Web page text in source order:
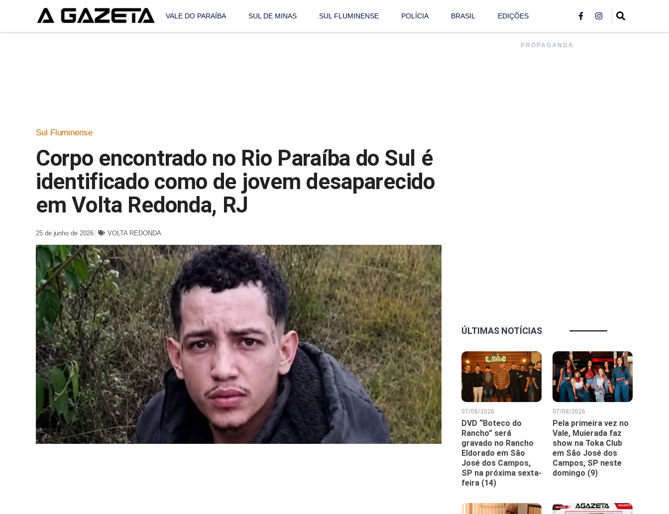
VALE DO PARAÍBA SUL DE MINAS SUL FLUMINENSE POLÍCIA BRASIL EDIÇÕES
Sul Fluminense
Corpo encontrado no Rio Paraíba do Sul é
identificado como de jovem desaparecido
em Volta Redonda, RJ
25 de junho de 2026 VOLTA REDONDA
PROPAGANDA
ÚLTIMAS NOTÍCIAS
07/08/2026
DVD “Boteco do
Rancho” será
gravado no Rancho
Eldorado em São
José dos Campos,
SP na próxima sexta-
feira (14)
07/08/2026
Pela primeira vez no
Vale, Muierada faz
show na Toka Club
em São José dos
Campos, SP neste
domingo (9)